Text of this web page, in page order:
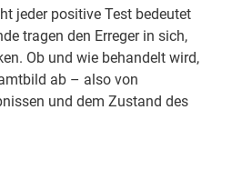
jeder positive Test bedeutet
tragen den Erreger in sich,
Ob und wie behandelt wird,
ab – also von
und dem Zustand des